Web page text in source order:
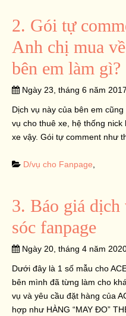
2. Gói tự
Anh chị mua
bên em làm gì?
Ngày 23, tháng 6 năm 2017
Dịch vụ này của bên em
vụ cho thuê xe, hệ thống
xe vậy. Gói tự comment như
D/vụ cho Fanpage,
3. Báo giá
sóc fanpage
Ngày 20, tháng 4 năm
Dưới đây là 1 số mẫu cho
bên mình đã từng làm cho
vụ và yêu cầu đặt hàng của
hợp như HÀNG “MAY ĐO”